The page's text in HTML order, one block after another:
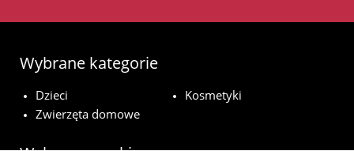
Wybrane kategorie
Dzieci
Kosmetyki
Zwierzęta domowe